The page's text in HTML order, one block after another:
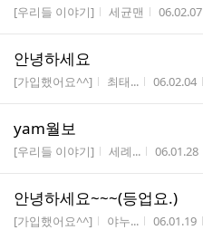
게시판명
[우리들 이야기] 작성자
세균맨 작성시간
06.02.07
안녕하세요
게시판명
[가입했어요^^] 작성자
최태... 작성시간
06.02.04
yam월보
게시판명
[우리들 이야기] 작성자
세례... 작성시간
06.01.28
안녕하세요~~~(등업요.)
게시판명
[가입했어요^^] 작성자
야누... 작성시간
06.01.19